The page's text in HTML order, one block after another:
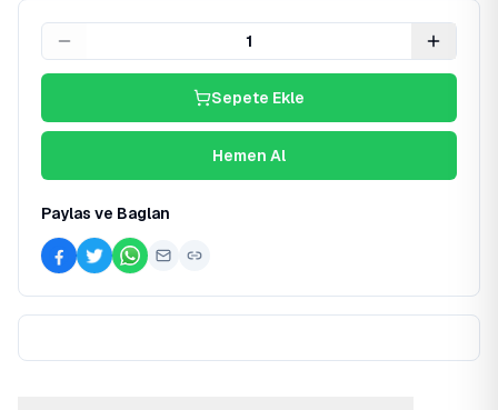
1
Sepete Ekle
Hemen Al
Paylas ve Baglan